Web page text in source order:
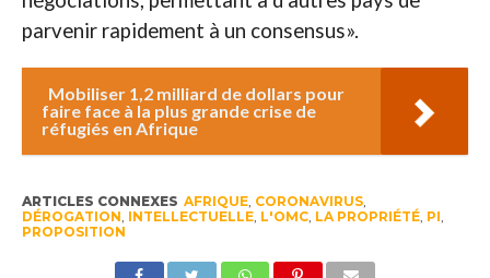
parvenir rapidement à un consensus».
Mobiliser 1,2 milliard de dollars pour
faire face à la plus grande crise de
réfugiés en Afrique
ARTICLES CONNEXES AFRIQUE, CORONAVIRUS,
DÉROGATION INTELLECTUELLE, L'OMC, LA PROPRIÉTÉ, PI
PROPOSITION